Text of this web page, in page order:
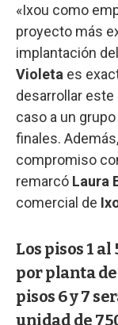
«Ixou como
proyecto más
implantación
Violeta es
desarrollar
caso a un
finales.
compromiso
remarcó Laura
comercial de
Los pisos 1
por planta de
pisos 6 y 7
unidad de